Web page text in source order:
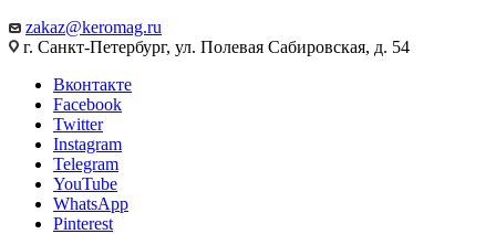
zakaz@keromag.ru
г. Санкт-Петербург, ул. Полевая Сабировская, д. 54
Вконтакте
Facebook
Twitter
Instagram
Telegram
YouTube
WhatsApp
Pinterest